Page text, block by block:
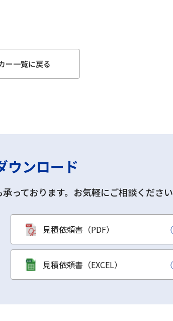
ー一覧に戻る
ウンロード
っております。お気軽にご相談ください
見積依頼書（PDF）
見積依頼書（EXCEL）